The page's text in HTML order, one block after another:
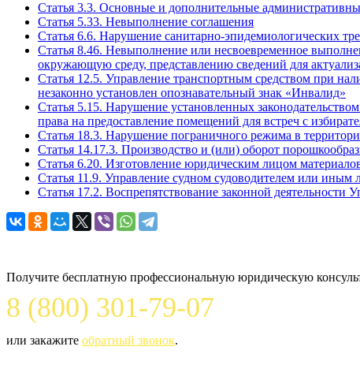
Статья 3.3. Основные и дополнительные
Статья 5.33. Невыполнение соглашения
Статья 6.6. Нарушение санитарно-эпидемиологических
Статья 8.46. Невыполнение или несвоевременное
окружающую среду, представлению сведений для
Статья 12.5. Управление транспортным средством при
незаконно установлен опознавательный знак «Инвалид»
Статья 5.15. Нарушение установленных
права на предоставление помещений для встреч с
Статья 18.3. Нарушение пограничного режима в
Статья 14.17.3. Производство и (или) оборот
Статья 6.20. Изготовление юридическим лицом
Статья 11.9. Управление судном судоводителем или
Статья 17.2. Воспрепятствование законной
Получите бесплатную профессиональную юридическую
8 (800) 301-79-07
или закажите обратный звонок.